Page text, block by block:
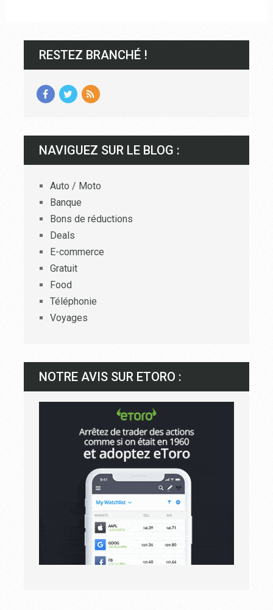
RESTEZ BRANCHÉ !
NAVIGUEZ SUR LE BLOG :
Auto / Moto
Banque
Bons de réductions
Deals
E-commerce
Gratuit
Food
Téléphonie
Voyages
NOTRE AVIS SUR ETORO :